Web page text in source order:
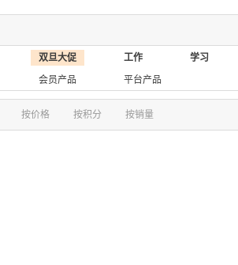
双旦大促 工作
学习
会员产品 平台产品
按价格 按积分 按销量